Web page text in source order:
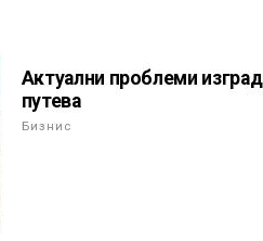
Актуални проблеми
путева
Бизнис